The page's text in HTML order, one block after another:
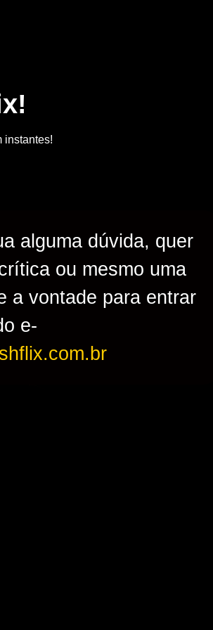
instantes!
alguma dúvida, quer
ou mesmo uma
a vontade para entrar
e-